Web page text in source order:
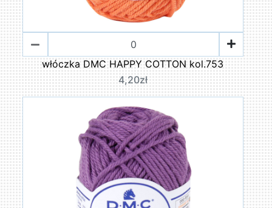
włóczka DMC HAPPY COTTON kol.753
4,20zł